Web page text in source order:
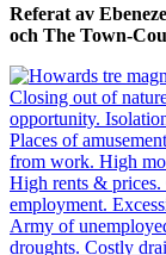
Referat av
och The Town-